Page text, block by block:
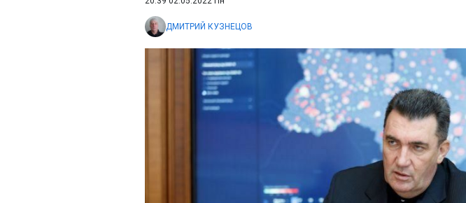
ДМИТРИЙ КУЗНЕЦОВ